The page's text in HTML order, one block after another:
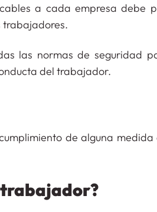
a cada empresa debe
trabajadores.
las normas de seguridad
del trabajador.
de alguna
trabajador?